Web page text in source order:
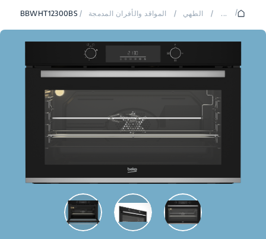
/
...
/ الطهي / المواقد والأفران المدمجة /
BBWHT12300BS